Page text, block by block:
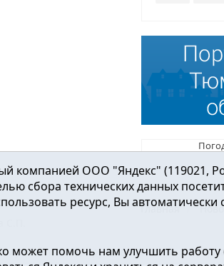
Главная
по надзору в сфере связи,
компанией ООО "Яндекс" (119021,
сбора технических данных
ресурс, Вы автоматически
может помочь нам улучшить